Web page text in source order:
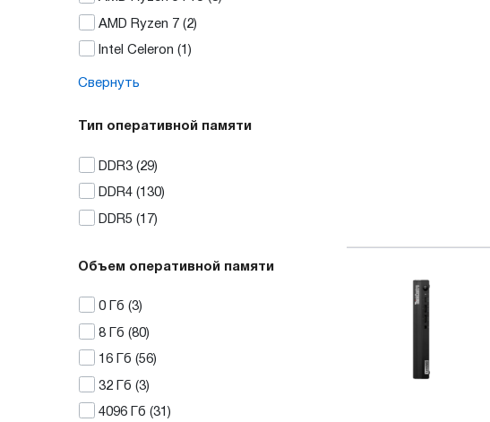
AMD Ryzen 7 (2)
Intel Celeron (1)
Свернуть
Тип оперативной памяти
DDR3 (29)
DDR4 (130)
DDR5 (17)
Объем оперативной памяти
0 Гб (3)
8 Гб (80)
16 Гб (56)
32 Гб (3)
4096 Гб (31)